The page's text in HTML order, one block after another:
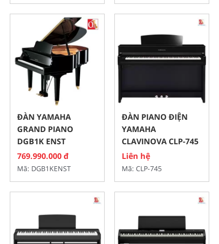
ĐÀN YAMAHA
GRAND PIANO
DGB1K ENST
769.990.000 đ
Mã: DGB1KENST
ĐÀN PIANO ĐIỆN
YAMAHA
CLAVINOVA CLP-745
Liên hệ
Mã: CLP-745